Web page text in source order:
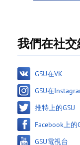
我們在社交
GSU在VK
GSU在
推特上的GSU
Facebook上的
GSU電視台